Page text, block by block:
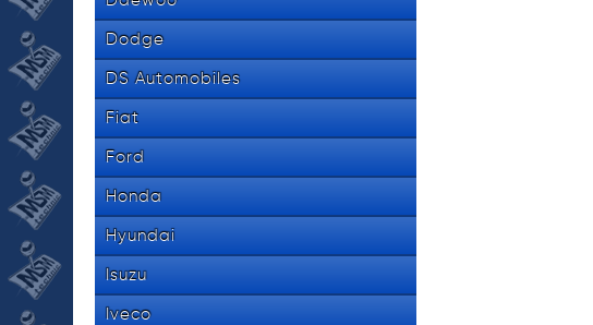
Dodge
DS Automobiles
Fiat
Ford
Honda
Hyundai
Isuzu
Iveco